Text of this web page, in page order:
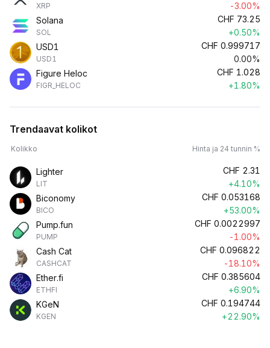
XRP
-3.00%
Solana
SOL
CHF 73.25
+0.50%
USD1
USD1
CHF 0.999717
0.00%
Figure Heloc
FIGR_HELOC
CHF 1.028
+1.80%
Trendaavat kolikot
Kolikko Hinta ja 24 tunnin %
Lighter
LIT
CHF 2.31
+4.10%
Biconomy
BICO
CHF 0.053168
+53.00%
Pump.fun
PUMP
CHF 0.0022997
-1.00%
Cash Cat
CASHCAT
CHF 0.096822
-18.10%
Ether.fi
ETHFI
CHF 0.385604
+6.90%
KGeN
KGEN
CHF 0.194744
+22.90%